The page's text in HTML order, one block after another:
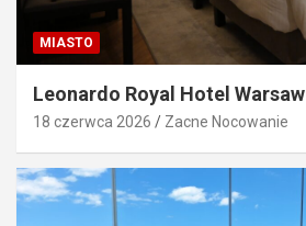
MIASTO
Leonardo Royal Hotel Warsaw
18 czerwca 2026 Zacne Nocowanie